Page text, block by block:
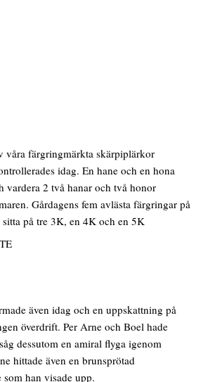
våra färgringmärkta skärpiplärkor
idag. En hane och en hona
vardera 2 två hanar och två honor
Gårdagens fem avlästa färgringar på
på tre 3K, en 4K och en 5K
även idag och en uppskattning på
överdrift. Per Arne och Boel hade
dessutom en amiral flyga igenom
hittade även en brunsprötad
han visade upp.